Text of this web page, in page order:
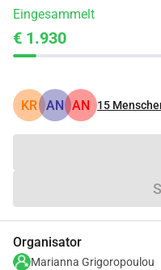
Eingesammelt
€ 1.930
KR AN AN 15
Organisator
Marianna Grigoropoulou